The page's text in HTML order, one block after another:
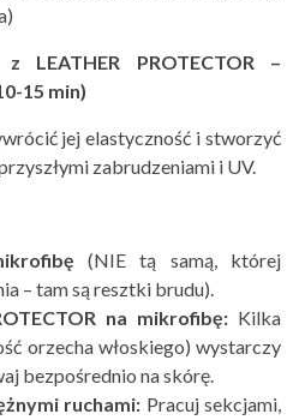
LEATHER PROTECTOR –
15 min)
jej elastyczność i stworzyć
zabrudzeniami i UV.
(NIE tą samą, której
– tam są resztki brudu).
na mikrofibę: Kilka
orzecha włoskiego) wystarczy
bezpośrednio na skórę.
ruchami: Pracuj sekcjami,